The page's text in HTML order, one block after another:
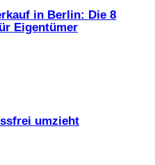
in Berlin: Die 8
Eigentümer
umzieht